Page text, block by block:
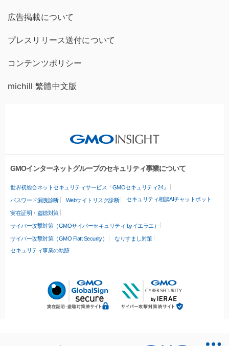
広告掲載について
プレスリリース送付について
コンテンツポリシー
michill 繁體中文版
GMOインターネットグループのセキュリティ事業について
世界初総合ネットセキュリティサービス「GMOセキュリティ24」
パスワード漏洩診断 Webサイトリスク診断 セキュリティ相談AIチャットボット
実在証明・盗聴対策
サイバー攻撃対策（GMOサイバーセキュリティ byイエラエ）
サイバー攻撃対策（GMO Flatt Security）
なりすまし対策
セキュリティ事業の軌跡